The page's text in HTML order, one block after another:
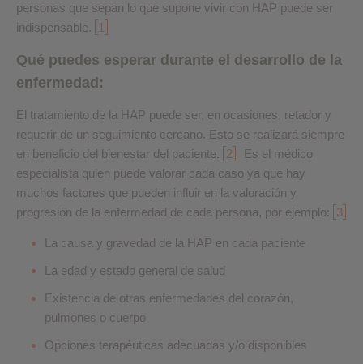
personas que sepan lo que supone vivir con HAP puede ser
indispensable.
1
Qué puedes esperar durante el desarrollo de la
enfermedad:
El tratamiento de la HAP puede ser, en ocasiones, retador y
requerir de un seguimiento cercano. Esto se realizará siempre
en beneficio del bienestar del paciente
2
Es el médico
especialista quien puede valorar cada caso ya que hay
muchos factores que pueden influir en la valoración y
progresión de la enfermedad de cada persona, por ejemplo: 3
La causa y gravedad de la HAP en cada paciente
La edad y estado general de salud
Existencia de otras enfermedades del corazón,
pulmones o cuerpo
Opciones terapéuticas adecuadas y/o disponibles